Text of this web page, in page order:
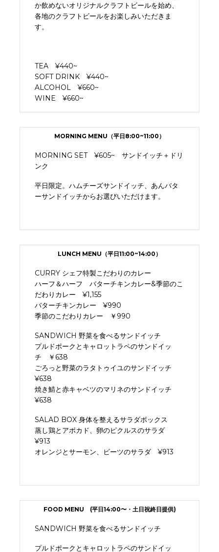
か飲めないオリジナルクラフトビールを始め、
各地のクラフトビールをお楽しみいただきま
す。
TEA ¥440~
SOFT DRINK ¥440~
ALCOHOL ¥660~
WINE ¥660~
MORNING MENU（平日8:00~11:00）
MORNING SET ¥605~ サンドイッチ＋ドリ
ンク
平日限定。ハムチーズサンドイッチ、あんバタ
ーサンドイッチからお選びいただけます。
LUNCH MENU（平日11:00~14:00）
CURRY シェフ特製こだわりのカレー
ハーフ＆ハーフ バターチキンカレー&季節のこ
だわりカレー¥1,155
バターチキンカレー¥990
季節のこだわりカレー
￥990
SANDWICH 野菜を食べるサンドイッチ
プルドポークとキャロットラペのサンドイッ
チ
￥638
ごろっと野菜のラタトゥイユのサンドイッチ
¥638
焼き鯖と赤キャベツのマリネのサンドイッチ
¥638
SALAD BOX 身体を整えるサラダボックス
蒸し鶏とアボカド、卵のピクルスのサラダ
¥913
オレンジとサーモン、ビーツのサラダ¥913
FOOD MENU (平日14:00〜・土日祝終日提供)
SANDWICH 野菜を食べるサンドイッチ
プルドポークとキャロットラペのサンドイッ